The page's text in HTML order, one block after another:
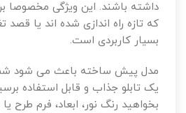
داشته باشند. این ویژگی مخصوصا
که تازه راه اندازی شده اند یا قصد
بسیار کاربردی است.
مدل پیش ساخته باعث می شود شما
یک تابلو جذاب و قابل استفاده
بخواهید رنگ نور، ابعاد، فرم طرح